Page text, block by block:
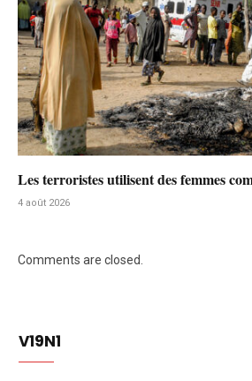
Les terroristes utilisent des femmes
4 août 2026
Comments are closed.
V19N1